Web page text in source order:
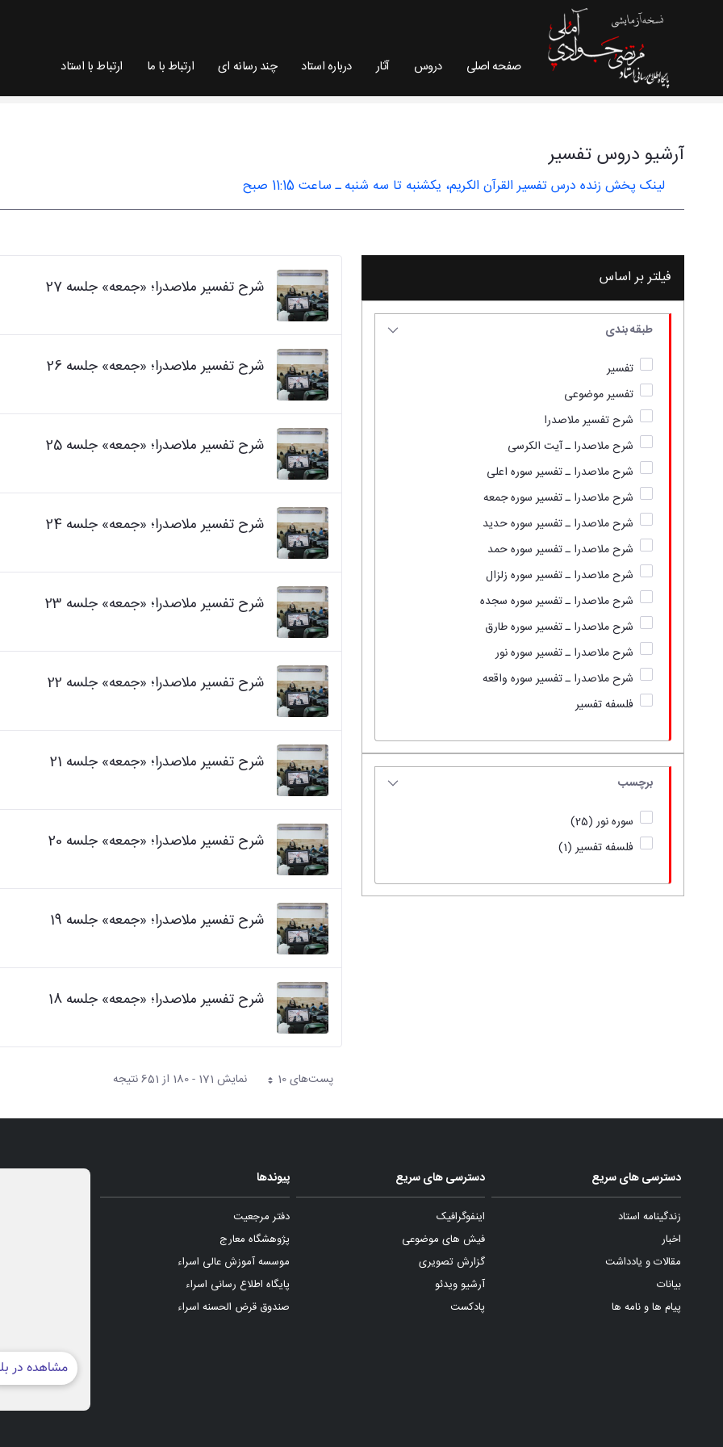
صفحه اصلی دروس آثار درباره استاد چند رسانه ای ارتباط با ما ارتباط با استاد
آرشیو دروس تفسیر
لینک پخش زنده درس تفسیر القرآن الکریم، یکشنبه تا سه شنبه ـ ساعت 11:15 صبح
فیلتر بر اساس
طبقه بندی
تفسیر
تفسیر موضوعی
شرح تفسیر ملاصدرا
شرح ملاصدرا ـ آیت الکرسی
شرح ملاصدرا ـ تفسیر سوره اعلی
شرح ملاصدرا ـ تفسیر سوره جمعه
شرح ملاصدرا ـ تفسیر سوره حدید
شرح ملاصدرا ـ تفسیر سوره حمد
شرح ملاصدرا ـ تفسیر سوره زلزال
شرح ملاصدرا ـ تفسیر سوره سجده
شرح ملاصدرا ـ تفسیر سوره طارق
شرح ملاصدرا ـ تفسیر سوره نور
شرح ملاصدرا ـ تفسیر سوره واقعه
فلسفه تفسیر
برچسب
سوره نور (25)
فلسفه تفسیر (1)
شرح تفسیر ملاصدرا؛ «جمعه» جلسه 27
شرح تفسیر ملاصدرا؛ «جمعه» جلسه 26
شرح تفسیر ملاصدرا؛ «جمعه» جلسه 25
شرح تفسیر ملاصدرا؛ «جمعه» جلسه 24
شرح تفسیر ملاصدرا؛ «جمعه» جلسه 23
شرح تفسیر ملاصدرا؛ «جمعه» جلسه 22
شرح تفسیر ملاصدرا؛ «جمعه» جلسه 21
شرح تفسیر ملاصدرا؛ «جمعه» جلسه 20
شرح تفسیر ملاصدرا؛ «جمعه» جلسه 19
شرح تفسیر ملاصدرا؛ «جمعه» جلسه 18
پست‌‌های 10هر صفحه نمایش 171 - 180 از 651 نتیجه
دسترسی های سریع
زندگینامه استاد
اخبار
مقالات و یادداشت
بیانات
پیام ها و نامه ها
دسترسی های سریع
اینفوگرافیک
فیش های موضوعی
گزارش تصویری
آرشیو ویدئو
پادکست
پیوندها
دفتر مرجعیت
پژوهشگاه معارج
موسسه آموزش عالی اسراء
پایگاه اطلاع رسانی اسراء
صندوق قرض الحسنه اسراء